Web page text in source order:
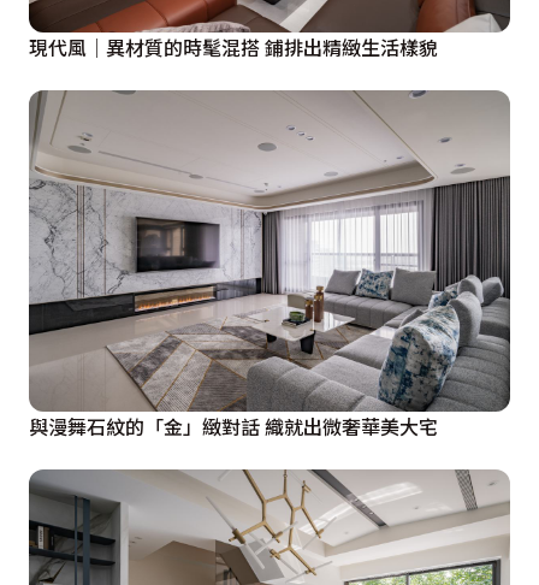
現代風│異材質的時髦混搭 鋪排出精緻生活樣貌
與漫舞石紋的「金」緻對話 織就出微奢華美大宅